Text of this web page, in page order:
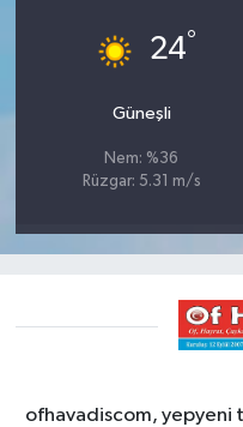
24°
Güneşli
Nem: %36
Rüzgar: 5.31 m/s
ofhavadiscom, yepyeni